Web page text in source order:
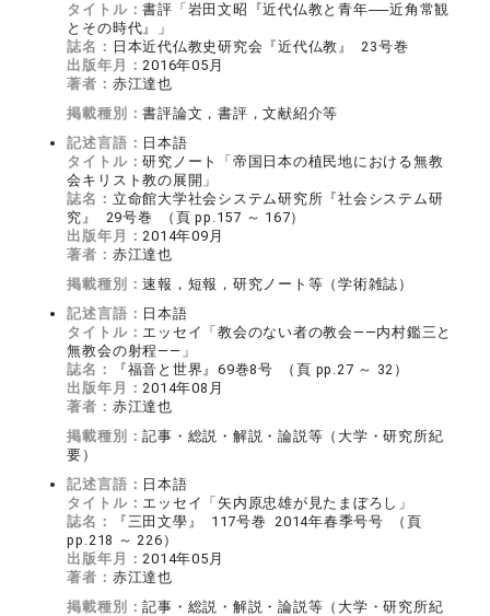
タイトル：書評「岩田文昭『近代仏教と青年──近角常観
とその時代』」
誌名： 日本近代仏教史研究会『近代仏教』 23号巻
出版年月：2016年05月
著者： 赤江達也
掲載種別：書評論文，書評，文献紹介等
記述言語： 日本語
タイトル：研究ノート「帝国日本の植民地における無教
会キリスト教の展開」
誌名： 立命館大学社会システム研究所『社会システム研
究』 29号巻 （頁 pp.157 ～ 167）
出版年月：2014年09月
著者： 赤江達也
掲載種別：速報，短報，研究ノート等（学術雑誌）
記述言語： 日本語
タイトル： エッセイ「教会のない者の教会――内村鑑三と
無教会の射程――」
誌名：
『福音と世界』69巻8号 （頁 pp.27 ～ 32）
出版年月：2014年08月
著者： 赤江達也
掲載種別：記事・総説・解説・論説等（大学・研究所紀
要）
記述言語： 日本語
タイトル： エッセイ「矢内原忠雄が見たまぼろし」
誌名：
『三田文學』 117号巻 2014年春季号号 （頁
pp.218 ～ 226）
出版年月：2014年05月
著者： 赤江達也
掲載種別：記事・総説・解説・論説等（大学・研究所紀